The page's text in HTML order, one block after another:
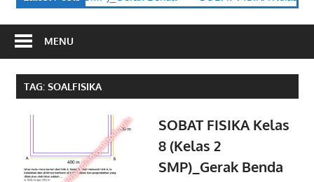
MENU
TAG: SOALFISIKA
SOBAT FISIKA Kelas
8 (Kelas 2
SMP)_Gerak Benda